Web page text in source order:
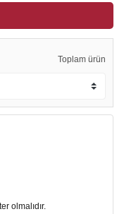
Toplam ürün
olmalıdır.